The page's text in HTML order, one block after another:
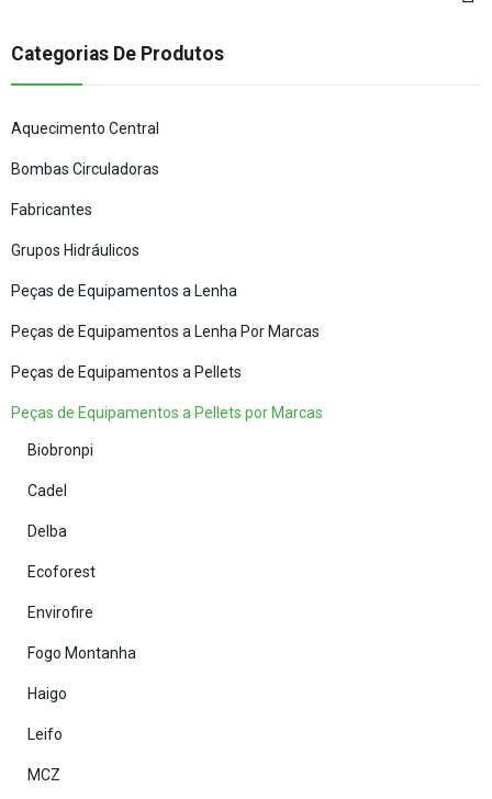
Categorias De Produtos
Aquecimento Central
Bombas Circuladoras
Fabricantes
Grupos Hidráulicos
Peças de Equipamentos a Lenha
Peças de Equipamentos a Lenha Por Marcas
Peças de Equipamentos a Pellets
Peças de Equipamentos a Pellets por Marcas
Biobronpi
Cadel
Delba
Ecoforest
Envirofire
Fogo Montanha
Haigo
Leifo
MCZ